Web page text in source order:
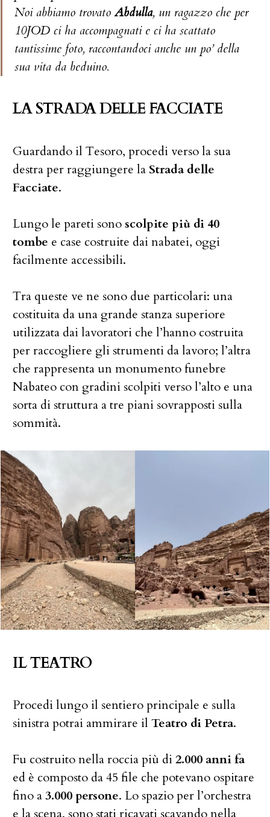
Noi abbiamo trovatoAbdulla, un ragazzo che per
10JOD ci ha accompagnati e ci ha scattato
tantissime foto, raccontandoci anche un po’ della
sua vita da beduino.
LA STRADA DELLE FACCIATE
Guardando il Tesoro, procedi verso la sua
destra per raggiungere la Strada delle
Facciate.
Lungo le pareti sono scolpite più di 40
tombe e case costruite dai nabatei, oggi
facilmente accessibili.
Tra queste ve ne sono due particolari: una
costituita da una grande stanza superiore
utilizzata dai lavoratori che l’hanno costruita
per raccogliere gli strumenti da lavoro; l’altra
che rappresenta un monumento funebre
Nabateo con gradini scolpiti verso l’alto e una
sorta di struttura a tre piani sovrapposti sulla
sommità.
IL TEATRO
Procedi lungo il sentiero principale e sulla
sinistra potrai ammirare il Teatro di Petra.
Fu costruito nella roccia più di2.000 anni fa
ed è composto da 45 file che potevano ospitare
fino a3.000 persone. Lo spazio per l’orchestra